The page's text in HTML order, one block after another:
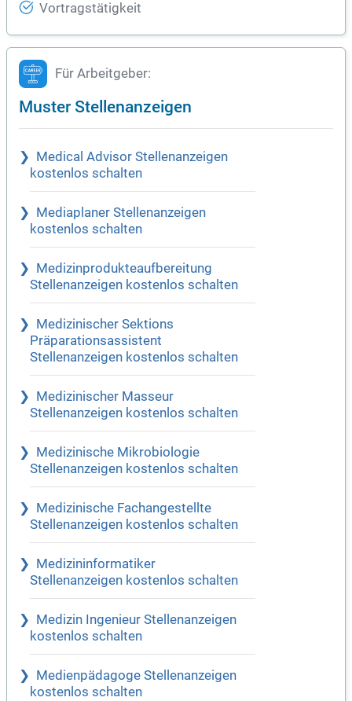
Vortragstätigkeit
Für Arbeitgeber:
Muster Stellenanzeigen
Medical Advisor Stellenanzeigen
kostenlos schalten
Mediaplaner Stellenanzeigen
kostenlos schalten
Medizinprodukteaufbereitung
Stellenanzeigen kostenlos schalten
Medizinischer Sektions
Präparationsassistent
Stellenanzeigen kostenlos schalten
Medizinischer Masseur
Stellenanzeigen kostenlos schalten
Medizinische Mikrobiologie
Stellenanzeigen kostenlos schalten
Medizinische Fachangestellte
Stellenanzeigen kostenlos schalten
Medizininformatiker
Stellenanzeigen kostenlos schalten
Medizin Ingenieur Stellenanzeigen
kostenlos schalten
Medienpädagoge Stellenanzeigen
kostenlos schalten